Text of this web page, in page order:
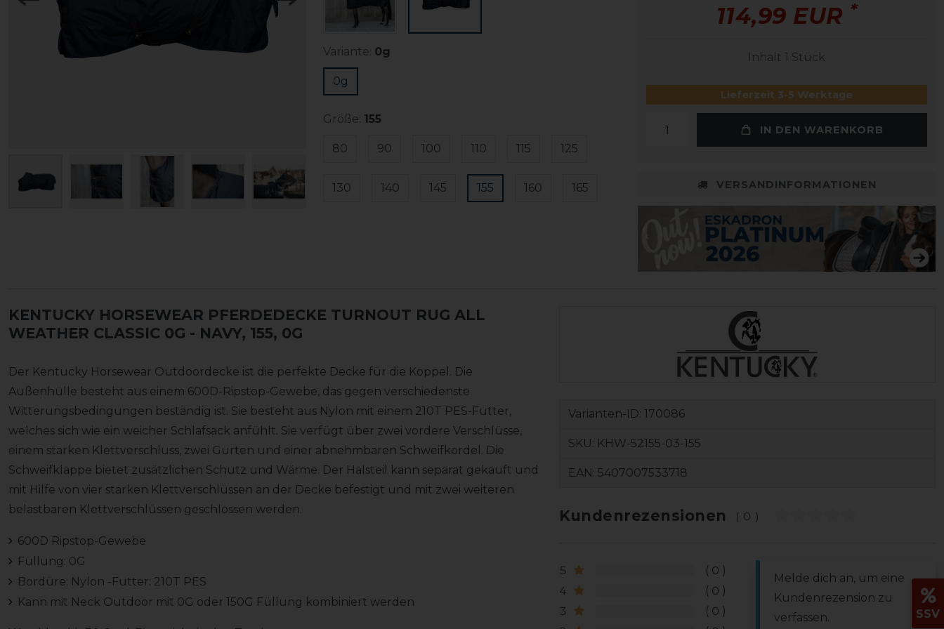
Variante: 0g
0g
Größe: 155
80 90 100 110 115 125
130 140 145 155 160 165
114,99 EUR *
Inhalt 1 Stück
Lieferzeit 3-5 Werktage
IN DEN WARENKORB
VERSANDINFORMATIONEN
KENTUCKY HORSEWEAR PFERDEDECKE TURNOUT RUG ALL
WEATHER CLASSIC 0G - NAVY, 155, 0G
Der Kentucky Horsewear Outdoordecke ist die perfekte Decke für die Koppel. Die
Außenhülle besteht aus einem 600D-Ripstop-Gewebe, das gegen verschiedenste
Witterungsbedingungen beständig ist. Sie besteht aus Nylon mit einem 210T PES-Futter,
welches sich wie ein weicher Schlafsack anfühlt. Sie verfügt über zwei vordere Verschlüsse,
einem starken Klettverschluss, zwei Gurten und einer abnehmbaren Schweifkordel. Die
Schweifklappe bietet zusätzlichen Schutz und Wärme. Der Halsteil kann separat gekauft und
mit Hilfe von vier starken Klettverschlüssen an der Decke befestigt und mit zwei weiteren
belastbaren Klettverschlüssen geschlossen werden.
600D Ripstop-Gewebe
Füllung: 0G
Bordüre: Nylon -Futter: 210T PES
Kann mit Neck Outdoor mit 0G oder 150G Füllung kombiniert werden
Varianten-ID: 170086
SKU: KHW-52155-03-155
EAN: 5407007533718
Kundenrezensionen (0)
5
0
4
0
3
0
Melde dich an, um eine
Kundenrezension zu
verfassen.
SSV